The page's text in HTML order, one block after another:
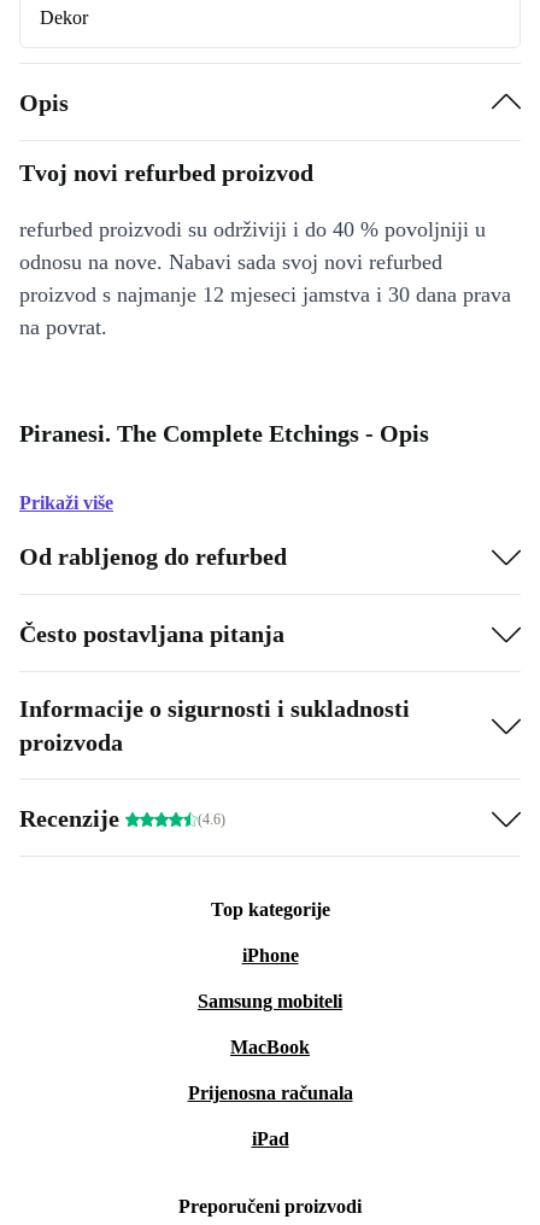
Dekor
Opis
Tvoj novi refurbed proizvod
refurbed proizvodi su održiviji i do 40 % povoljniji u
odnosu na nove. Nabavi sada svoj novi refurbed
proizvod s najmanje 12 mjeseci jamstva i 30 dana prava
na povrat.
Piranesi. The Complete Etchings - Opis
Prikaži više
Od rabljenog do refurbed
Često postavljana pitanja
Informacije o sigurnosti i sukladnosti
proizvoda
Recenzije (4.6)
Top kategorije
iPhone
Samsung mobiteli
MacBook
Prijenosna računala
iPad
Preporučeni proizvodi